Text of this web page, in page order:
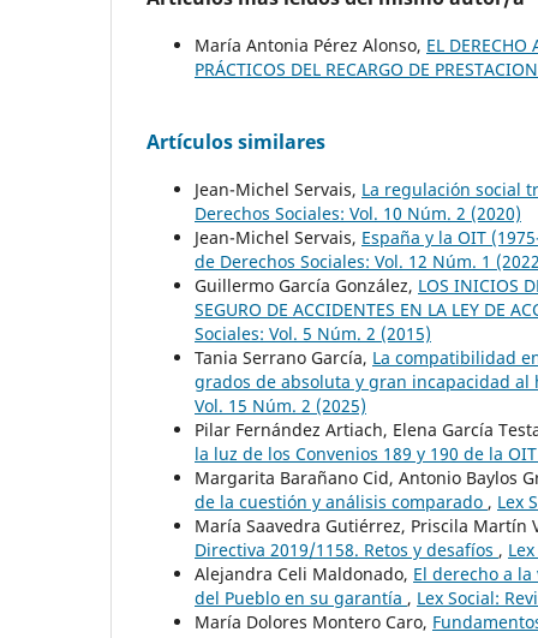
María Antonia Pérez Alonso, EL DERECHO
PRÁCTICOS DEL RECARGO DE
Artículos similares
Jean-Michel Servais, La regulación social
Derechos Sociales: Vol. 10 Núm. 2 (2020)
Jean-Michel Servais, España y la OIT
de Derechos Sociales: Vol. 12 Núm. 1
Guillermo García González, LOS INICIOS
SEGURO DE ACCIDENTES EN LA LEY DE
Sociales: Vol. 5 Núm. 2 (2015)
Tania Serrano García, La compatibilidad
grados de absoluta y gran incapacidad
Vol. 15 Núm. 2 (2025)
Pilar Fernández Artiach, Elena García
la luz de los Convenios 189 y 190 de la OIT
Margarita Barañano Cid, Antonio Baylos
de la cuestión y análisis comparado , Lex
María Saavedra Gutiérrez, Priscila Martín
Directiva 2019/1158. Retos y desafíos ,
Alejandra Celi Maldonado, El derecho a
del Pueblo en su garantía , Lex Social:
María Dolores Montero Caro,